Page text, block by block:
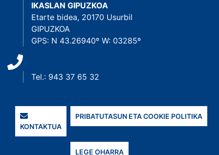
IKASLAN GIPUZKOA
Etarte bidea, 20170 Usurbil
GIPUZKOA
GPS: N 43.26940º W: 03285º
Tel.: 943 37 65 32
KONTAKTUA
PRIBATUTASUN ETA COOKIE POLITIKA
LEGE OHARRA